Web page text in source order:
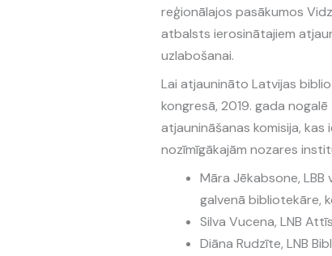
reģionālajos pasākumos
atbalsts ierosinātajiem
uzlabošanai.
Lai atjaunināto Latvijas
kongresā, 2019. gada
atjaunināšanas komisija,
nozīmīgākajām nozares
Māra Jēkabsone,
galvenā bibliotekāre,
Silva Vucena, LNB
Diāna Rudzīte, LNB